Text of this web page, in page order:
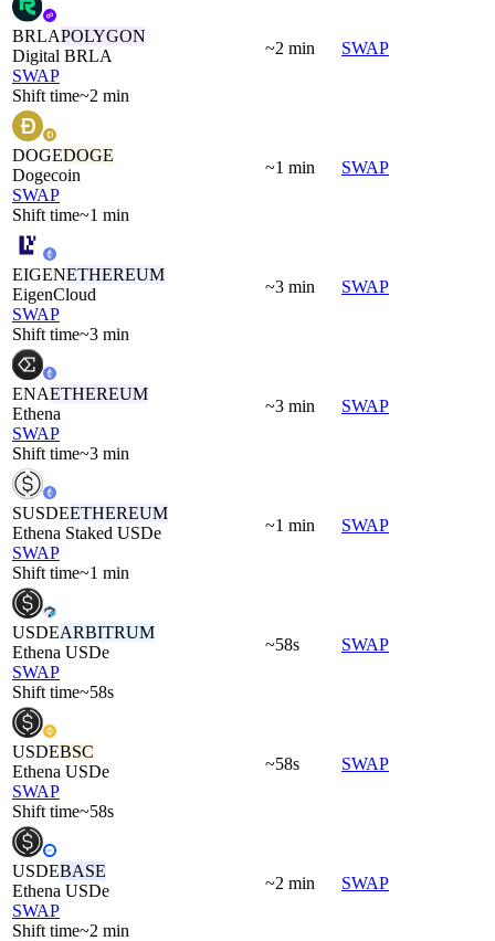
BRLAPOLYGON
Digital BRLA
SWAP
Shift time~2 min
~2 min SWAP
DOGEDOGE
Dogecoin
SWAP
Shift time~1 min
~1 min SWAP
EIGENETHEREUM
EigenCloud
SWAP
Shift time~3 min
~3 min SWAP
ENAETHEREUM
Ethena
SWAP
Shift time~3 min
~3 min SWAP
SUSDEETHEREUM
Ethena Staked USDe
SWAP
Shift time~1 min
~1 min SWAP
USDEARBITRUM
Ethena USDe
SWAP
Shift time~58s
~58s SWAP
USDEBSC
Ethena USDe
SWAP
Shift time~58s
~58s SWAP
USDEBASE
Ethena USDe
SWAP
Shift time~2 min
~2 min SWAP